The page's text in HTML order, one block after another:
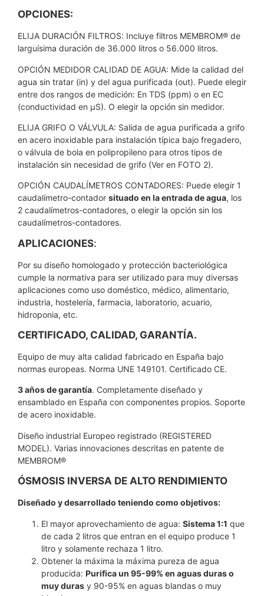
OPCIONES:
ELIJA DURACIÓN FILTROS: Incluye filtros MEMBROM® de
larguísima duración de 36.000 litros o 56.000 litros.
OPCIÓN MEDIDOR CALIDAD DE AGUA: Mide la calidad del
agua sin tratar (in) y del agua purificada (out). Puede elegir
entre dos rangos de medición: En TDS (ppm) o en EC
(conductividad en µS). O elegir la opción sin medidor.
ELIJA GRIFO O VÁLVULA: Salida de agua purificada a grifo
en acero inoxidable para instalación típica bajo fregadero,
o válvula de bola en polipropileno para otros tipos de
instalación sin necesidad de grifo (Ver en FOTO 2).
OPCIÓN CAUDALÍMETROS CONTADORES: Puede elegir 1
caudalímetro-contador situado en la entrada de agua, los
2 caudalímetros-contadores, o elegir la opción sin los
caudalímetros-contadores.
APLICACIONES:
Por su diseño homologado y protección bacteriológica
cumple la normativa para ser utilizado para muy diversas
aplicaciones como uso doméstico, médico, alimentario,
industria, hostelería, farmacia, laboratorio, acuario,
hidroponia, etc.
CERTIFICADO, CALIDAD, GARANTÍA.
Equipo de muy alta calidad fabricado en España bajo
normas europeas. Norma UNE 149101. Certificado CE.
3 años de garantía. Completamente diseñado y
ensamblado en España con componentes propios. Soporte
de acero inoxidable.
Diseño industrial Europeo registrado (REGISTERED
MODEL). Varias innovaciones descritas en patente de
MEMBROM®
ÓSMOSIS INVERSA DE ALTO RENDIMIENTO
Diseñado y desarrollado teniendo como objetivos:
El mayor aprovechamiento de agua: Sistema 1:1 que
de cada 2 litros que entran en el equipo produce 1
litro y solamente rechaza 1 litro.
Obtener la máxima la máxima pureza de agua
producida: Purifica un 95-99% en aguas duras o
muy duras y 90-95% en aguas blandas o muy